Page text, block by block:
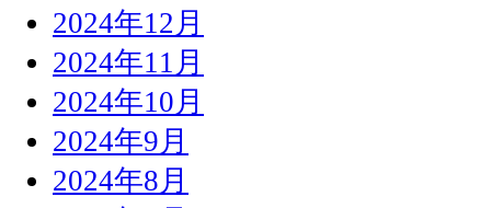
2024年12月
2024年11月
2024年10月
2024年9月
2024年8月